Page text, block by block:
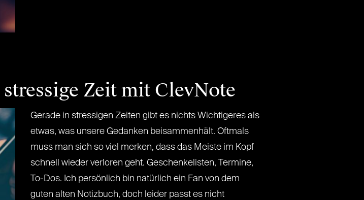
Zeit mit ClevNote
Gerade in stressigen Zeiten gibt es nichts Wichtigeres als
etwas, was unsere Gedanken beisammenhält. Oftmals
muss man sich so viel merken, dass das Meiste im Kopf
schnell wieder verloren geht. Geschenkelisten, Termine,
To-Dos. Ich persönlich bin natürlich ein Fan von dem
guten alten Notizbuch, doch leider passt es nicht